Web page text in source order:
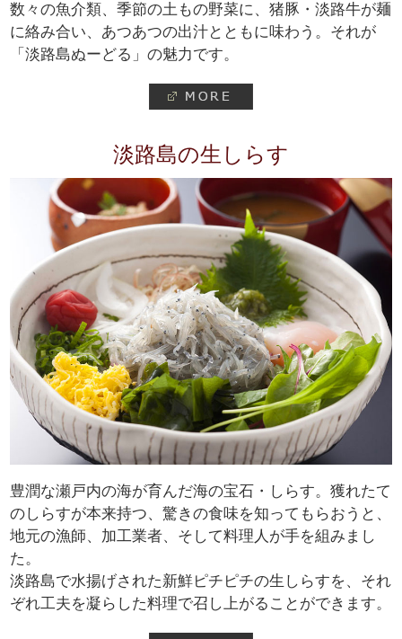
数々の魚介類、季節の土もの野菜に、猪豚・淡路牛が麺
に絡み合い、あつあつの出汁とともに味わう。それが
「淡路島ぬーどる」の魅力です。
淡路島の生しらす
豊潤な瀬戸内の海が育んだ海の宝石・しらす。獲れたて
のしらすが本来持つ、驚きの食味を知ってもらおうと、
地元の漁師、加工業者、そして料理人が手を組みまし
た。
淡路島で水揚げされた新鮮ピチピチの生しらすを、それ
ぞれ工夫を凝らした料理で召し上がることができます。